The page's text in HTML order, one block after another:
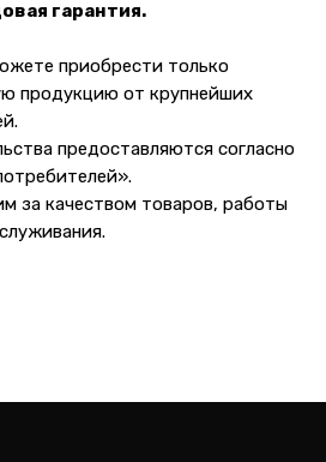
гарантия.
приобрести только
продукцию от крупнейших
предоставляются согласно
за качеством товаров, работы